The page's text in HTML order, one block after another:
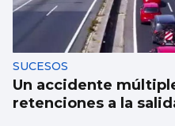
SUCESOS
Un accidente
retenciones a la